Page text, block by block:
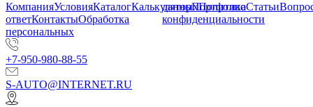
КомпанияУсловияКаталогКалькуляторПортфолиоСтатьи
ответКонтактыОбработка
персональных
данныхПолитика
конфиденциальности
+7-950-980-88-55
S-AUTO@INTERNET.RU